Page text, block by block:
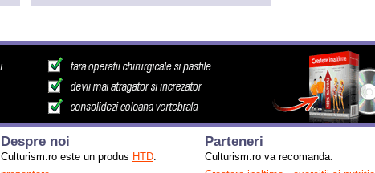
Despre noi
Culturism.ro este un produs HTD.
Parteneri
Culturism.ro va recomanda: